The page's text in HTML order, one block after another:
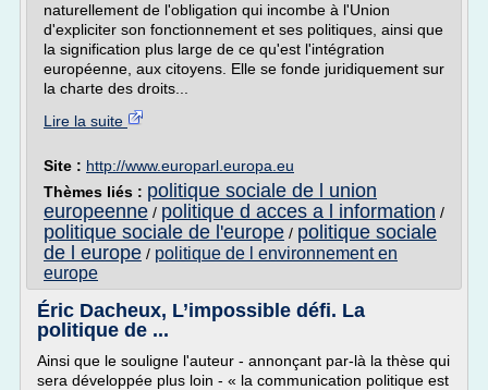
naturellement de l'obligation qui incombe à l'Union
d'expliciter son fonctionnement et ses politiques, ainsi que
la signification plus large de ce qu'est l'intégration
européenne, aux citoyens. Elle se fonde juridiquement sur
la charte des droits...
Lire la suite
Site : http://www.europarl.europa.eu
Thèmes liés : politique sociale de l union
europeenne / politique d acces a l information /
politique sociale de l'europe / politique sociale
de l europe / politique de l environnement en
europe
Éric Dacheux, L’impossible défi. La
politique de ...
Ainsi que le souligne l'auteur - annonçant par-là la thèse qui
sera développée plus loin - « la communication politique est